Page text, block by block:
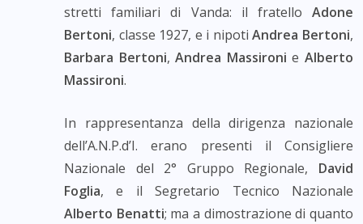
stretti familiari di Vanda: il fratello Adone
Bertoni, classe 1927, e i nipotiAndrea Bertoni,
Barbara Bertoni,Andrea Massironi eAlberto
Massironi.
In rappresentanza della dirigenza nazionale
dell’A.N.P.d’I. erano presenti il Consigliere
Nazionale del 2° Gruppo Regionale, David
Foglia, e il Segretario Tecnico Nazionale
Alberto Benatti; ma a dimostrazione di quanto